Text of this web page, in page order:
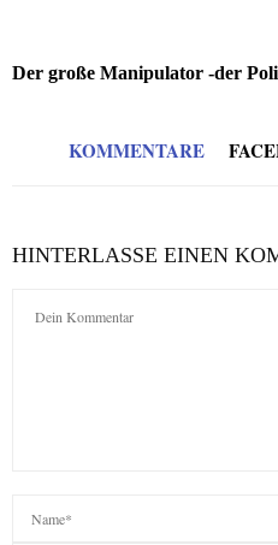
Der große Manipulator -der
KOMMENTARE
HINTERLASSE EINEN